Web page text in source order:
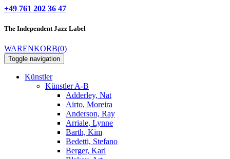
+49 761 202 36 47
The IndependentJazz Label
WARENKORB(0)
Toggle navigation
Künstler
Künstler A-B
Adderley, Nat
Airto, Moreira
Anderson, Ray
Arriale, Lynne
Barth, Kim
Bedetti, Stefano
Berger, Karl